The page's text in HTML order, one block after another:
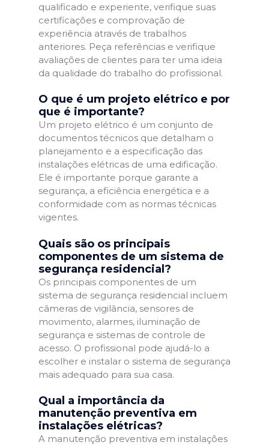
qualificado e experiente, verifique suas
certificações e comprovação de
experiência através de trabalhos
anteriores. Peça referências e verifique
avaliações de clientes para ter uma ideia
da qualidade do trabalho do profissional.
O que é um projeto elétrico e por
que é importante?
Um projeto elétrico é um conjunto de
documentos técnicos que detalham o
planejamento e a especificação das
instalações elétricas de uma edificação.
Ele é importante porque garante a
segurança, a eficiência energética e a
conformidade com as normas técnicas
vigentes.
Quais são os principais
componentes de um sistema de
segurança residencial?
Os principais componentes de um
sistema de segurança residencial incluem
câmeras de vigilância, sensores de
movimento, alarmes, iluminação de
segurança e sistemas de controle de
acesso. O profissional pode ajudá-lo a
escolher e instalar o sistema de segurança
mais adequado para sua casa.
Qual a importância da
manutenção preventiva em
instalações elétricas?
A manutenção preventiva em instalações